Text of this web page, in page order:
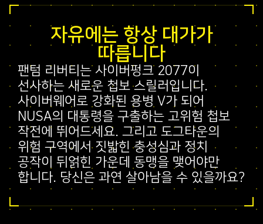
자유에는 항상 대가가
따릅니다
팬텀 리버티는 사이버펑크 2077이
선사하는 새로운 첩보 스릴러입니다.
사이버웨어로 강화된 용병 V가 되어
NUSA의 대통령을 구출하는 고위험 첩보
작전에 뛰어드세요. 그리고 도그타운의
위험 구역에서 짓밟힌 충성심과 정치
공작이 뒤얽힌 가운데 동맹을 맺어야만
합니다. 당신은 과연 살아남을 수 있을까요?